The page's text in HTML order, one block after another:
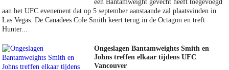
een Bantamweight gevecht heeft toegevoegd
aan het UFC evenement dat op 5 september aanstaande zal plaatsvinden in
Las Vegas. De Canadees Cole Smith keert terug in de Octagon en treft
Hunter...
Ongeslagen Bantamweights Smith en
Johns treffen elkaar tijdens UFC
Vancouver